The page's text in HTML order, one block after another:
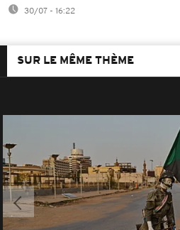
30/07 - 16:22
SUR LE MÊME THÈME